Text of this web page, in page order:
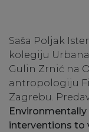
Saša Poljak
kolegiju
Gulin Zrnić na
antropologiju
Zagrebu.
Environmentally
interventions to